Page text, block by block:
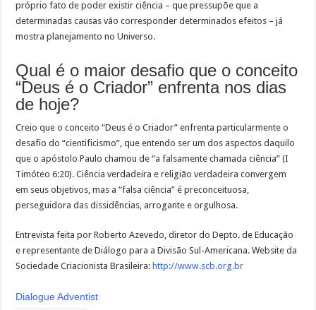
próprio fato de poder existir ciência – que pressupõe que a
determinadas causas vão corresponder determinados efeitos – já
mostra planejamento no Universo.
Qual é o maior desafio que o conceito
“Deus é o Criador” enfrenta nos dias
de hoje?
Creio que o conceito “Deus é o Criador” enfrenta particularmente o
desafio do “cientificismo”, que entendo ser um dos aspectos daquilo
que o apóstolo Paulo chamou de “a falsamente chamada ciência” (I
Timóteo 6:20). Ciência verdadeira e religião verdadeira convergem
em seus objetivos, mas a “falsa ciência” é preconceituosa,
perseguidora das dissidências, arrogante e orgulhosa.
Entrevista feita por Roberto Azevedo, diretor do Depto. de Educação
e representante de Diálogo para a Divisão Sul-Americana. Website da
Sociedade Criacionista Brasileira:http://www.scb.org.br
Dialogue Adventist